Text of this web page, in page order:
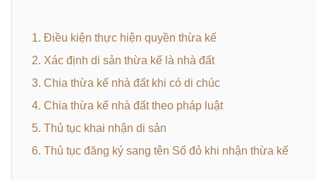
1. Điều kiện thực hiện quyền thừa kế
2. Xác định di sản thừa kế là nhà đất
3. Chia thừa kế nhà đất khi có di chúc
4. Chia thừa kế nhà đất theo pháp luật
5. Thủ tục khai nhận di sản
6. Thủ tục đăng ký sang tên Sổ đỏ khi nhận thừa kế